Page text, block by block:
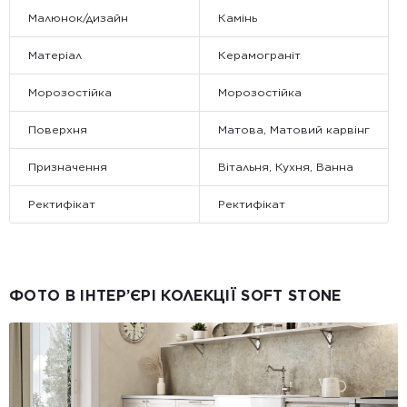
Малюнок/дизайн Камінь
Матеріал Керамограніт
Морозостійка Морозостійка
Поверхня Матова, Матовий карвінг
Призначення Вітальня, Кухня, Ванна
Ректифікат Ректифікат
ФОТО В ІНТЕР’ЄРІ КОЛЕКЦІЇ SOFT STONE